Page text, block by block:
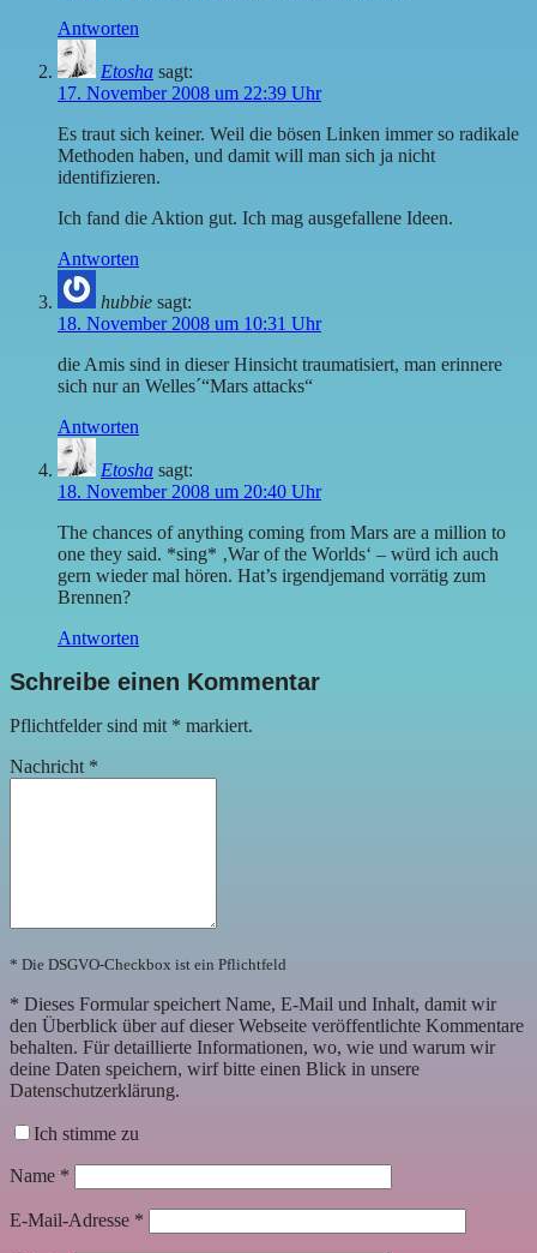
Antworten
Etosha sagt:
17. November 2008 um 22:39 Uhr
Es traut sich keiner. Weil die bösen Linken immer so radikale
Methoden haben, und damit will man sich ja nicht
identifizieren.
Ich fand die Aktion gut. Ich mag ausgefallene Ideen.
Antworten
hubbie sagt:
18. November 2008 um 10:31 Uhr
die Amis sind in dieser Hinsicht traumatisiert, man erinnere
sich nur an Welles´“Mars attacks“
Antworten
Etosha sagt:
18. November 2008 um 20:40 Uhr
The chances of anything coming from Mars are a million to
one they said. *sing* ‚War of the Worlds‘ – würd ich auch
gern wieder mal hören. Hat’s irgendjemand vorrätig zum
Brennen?
Antworten
Schreibe einen Kommentar
Pflichtfelder sind mit * markiert.
Nachricht *
* Die DSGVO-Checkbox ist ein Pflichtfeld
* Dieses Formular speichert Name, E-Mail und Inhalt, damit wir
den Überblick über auf dieser Webseite veröffentlichte Kommentare
behalten. Für detaillierte Informationen, wo, wie und warum wir
deine Daten speichern, wirf bitte einen Blick in unsere
Datenschutzerklärung.
Ich stimme zu
Name *
E-Mail-Adresse *